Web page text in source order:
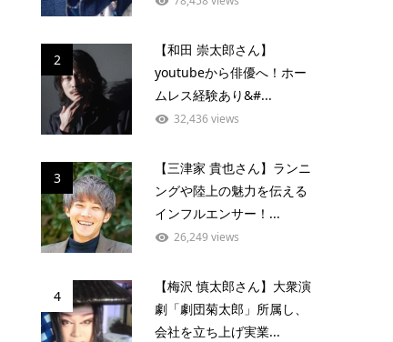
2
【和田 崇太郎さん】
youtubeから俳優へ！ホー
ムレス経験あり&#...
32,436 views
3
【三津家 貴也さん】ランニ
ングや陸上の魅力を伝える
インフルエンサー！...
26,249 views
4
【梅沢 慎太郎さん】大衆演
劇「劇団菊太郎」所属し、
会社を立ち上げ実業...